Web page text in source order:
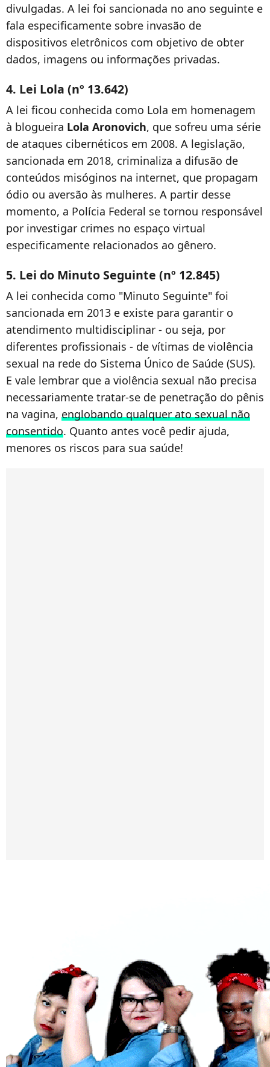
divulgadas. A lei foi sancionada no ano seguinte e
fala especificamente sobre invasão de
dispositivos eletrônicos com objetivo de obter
dados, imagens ou informações privadas.
4. Lei Lola (nº 13.642)
A lei ficou conhecida como Lola em homenagem
à blogueira Lola Aronovich, que sofreu uma série
de ataques cibernéticos em 2008. A legislação,
sancionada em 2018, criminaliza a difusão de
conteúdos misóginos na internet, que propagam
ódio ou aversão às mulheres. A partir desse
momento, a Polícia Federal se tornou responsável
por investigar crimes no espaço virtual
especificamente relacionados ao gênero.
5. Lei do Minuto Seguinte (nº 12.845)
A lei conhecida como "Minuto Seguinte" foi
sancionada em 2013 e existe para garantir o
atendimento multidisciplinar - ou seja, por
diferentes profissionais - de vítimas de violência
sexual na rede do Sistema Único de Saúde (SUS).
E vale lembrar que a violência sexual não precisa
necessariamente tratar-se de penetração do pênis
na vagina, englobando qualquer ato sexual não
consentido. Quanto antes você pedir ajuda,
menores os riscos para sua saúde!